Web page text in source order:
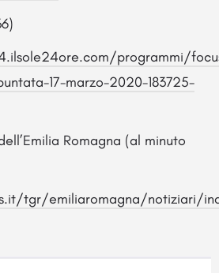
programmi/
17-marzo-2020-183725-
Romagna (al minuto
tgr/emiliaromagna/notiziari/